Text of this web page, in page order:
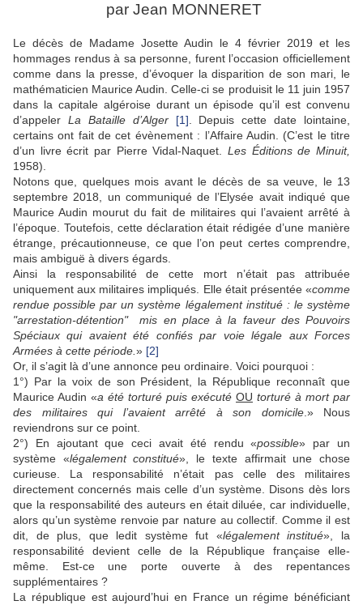
par Jean MONNERET
Le décès de Madame Josette Audin le 4 février 2019 et les
hommages rendus à sa personne, furent l’occasion officiellement
comme dans la presse, d’évoquer la disparition de son mari, le
mathématicien Maurice Audin. Celle-ci se produisit le 11 juin 1957
dans la capitale algéroise durant un épisode qu’il est convenu
d’appeler La Bataille d’Alger [1] . Depuis cette date lointaine,
certains ont fait de cet évènement : l’Affaire Audin. (C’est le titre
d’un livre écrit par Pierre Vidal-Naquet. Les Éditions de Minuit,
1958).
Notons que, quelques mois avant le décès de sa veuve, le 13
septembre 2018, un communiqué de l’Elysée avait indiqué que
Maurice Audin mourut du fait de militaires qui l’avaient arrêté à
l’époque. Toutefois, cette déclaration était rédigée d’une manière
étrange, précautionneuse, ce que l’on peut certes comprendre,
mais ambiguë à divers égards.
Ainsi la responsabilité de cette mort n’était pas attribuée
uniquement aux militaires impliqués. Elle était présentée «comme
rendue possible par un système légalement institué : le système
"arrestation-détention" mis en place à la faveur des Pouvoirs
Spéciaux qui avaient été confiés par voie légale aux Forces
Armées à cette période. » [2]
Or, il s’agit là d’une annonce peu ordinaire. Voici pourquoi :
1°) Par la voix de son Président, la République reconnaît que
Maurice Audin «a été torturé puis exécuté OU torturé à mort par
des militaires qui l’avaient arrêté à son domicile.» Nous
reviendrons sur ce point.
2°) En ajoutant que ceci avait été rendu «possible» par un
système «légalement constitué», le texte affirmait une chose
curieuse. La responsabilité n’était pas celle des militaires
directement concernés mais celle d’un système. Disons dès lors
que la responsabilité des auteurs en était diluée, car individuelle,
alors qu’un système renvoie par nature au collectif. Comme il est
dit, de plus, que ledit système fut «légalement institué», la
responsabilité devient celle de la République française elle-
même. Est-ce une porte ouverte à des repentances
supplémentaires ?
La république est aujourd’hui en France un régime bénéficiant